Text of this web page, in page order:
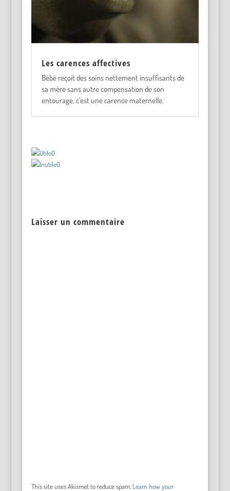
Les carences affectives
Bébé reçoit des soins nettement insuffisants de
sa mère sans autre compensation de son
entourage, c’est une carence maternelle.
0
0
Laisser un commentaire
This site uses Akismet to reduce spam. Learn how your